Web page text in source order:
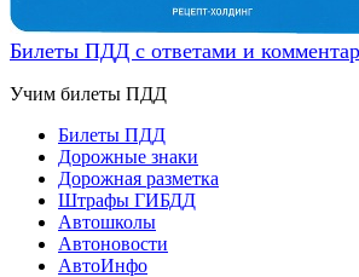
Билеты ПДД с ответами и
Учим билеты ПДД
Билеты ПДД
Дорожные знаки
Дорожная разметка
Штрафы ГИБДД
Автошколы
Автоновости
АвтоИнфо